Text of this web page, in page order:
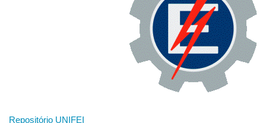
Repositório UNIFEI